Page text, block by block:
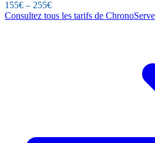
155€ – 255€
Consultez tous les tarifs de